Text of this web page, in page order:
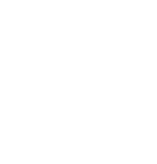
til kommercielle
til andet
forbrugertjenesterne med
ikke-familiemedlemmer eller
ikke bor sammen med dig,
må ikke tilgås,
med personer, der ikke er
en del af din SV, medmindre
LSA'en eller dokumentationen;